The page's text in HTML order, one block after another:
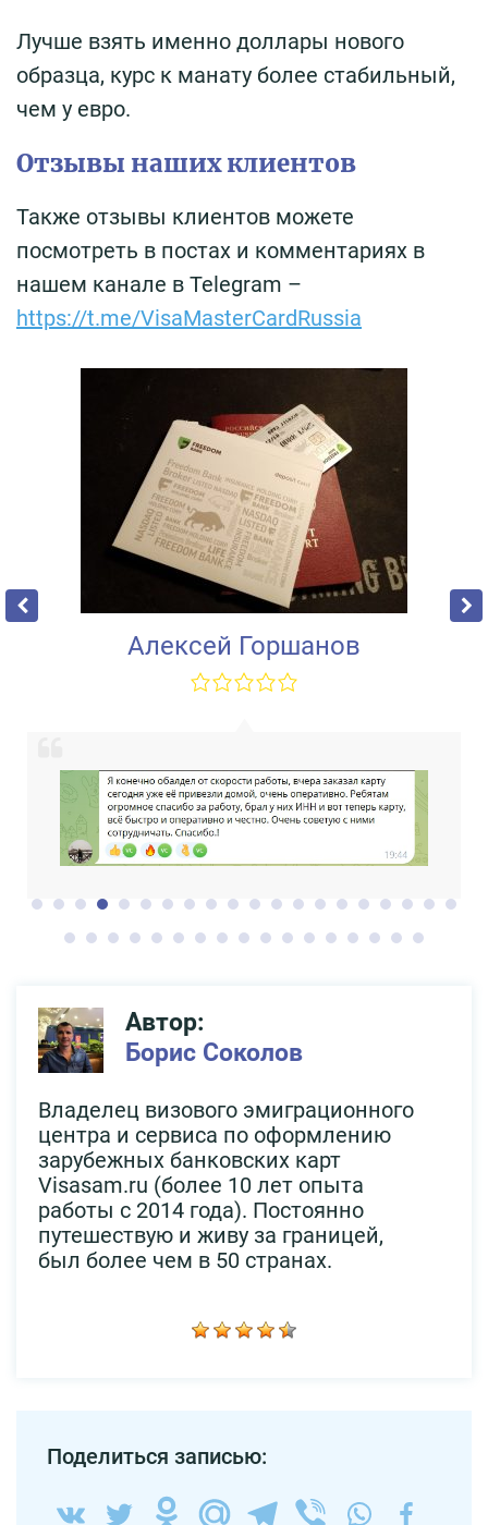
Лучше взять именно доллары нового
образца, курс к манату более стабильный,
чем у евро.
Отзывы наших клиентов
Также отзывы клиентов можете
посмотреть в постах и комментариях в
нашем канале в Telegram –
https://t.me/VisaMasterCardRussia
Алексей Горшанов
Автор:
Борис Соколов
Владелец визового эмиграционного
центра и сервиса по оформлению
зарубежных банковских карт
Visasam.ru (более 10 лет опыта
работы с 2014 года). Постоянно
путешествую и живу за границей,
был более чем в 50 странах.
Поделиться записью: